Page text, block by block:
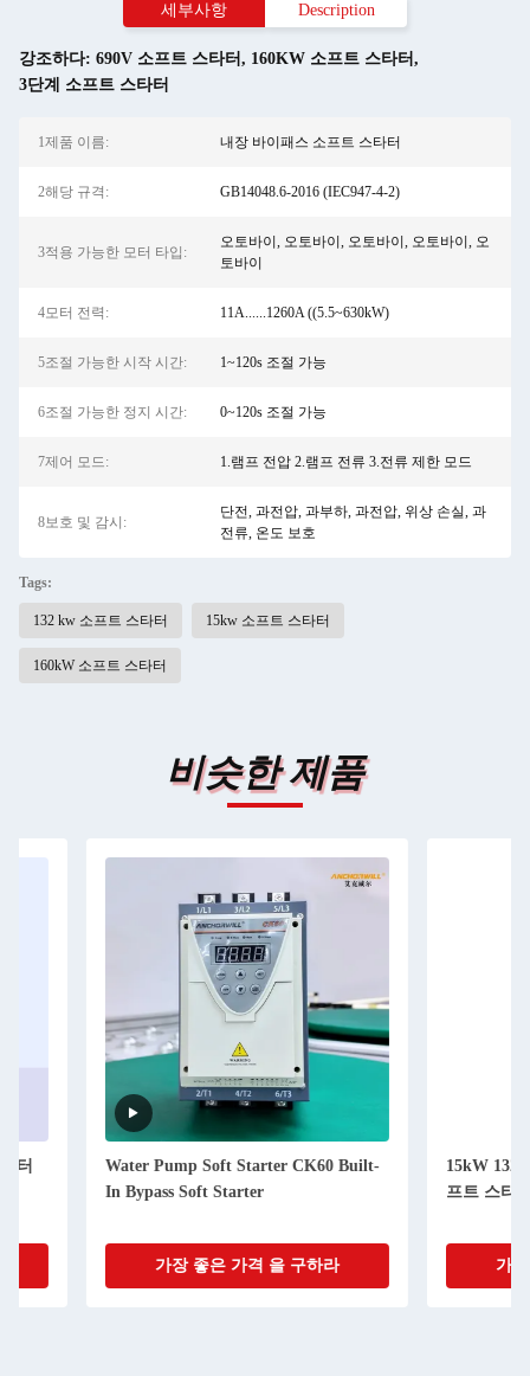
세부사항 Description
강조하다: 690V 소프트 스타터 , 160KW 소프트 스타터 ,
3단계 소프트 스타터
1제품 이름: 내장 바이패스 소프트 스타터
2해당 규격: GB14048.6-2016 (IEC947-4-2)
3적용 가능한 모터 타입:
오토바이, 오토바이, 오토바이, 오토바이, 오
토바이
4모터 전력: 11A......1260A ((5.5~630kW)
5조절 가능한 시작 시간: 1~120s 조절 가능
6조절 가능한 정지 시간: 0~120s 조절 가능
7제어 모드: 1.램프 전압 2.램프 전류 3.전류 제한 모드
8보호 및 감시:
단전, 과전압, 과부하, 과전압, 위상 손실, 과
전류, 온도 보호
Tags:
132 kw 소프트 스타터 15kw 소프트 스타터
160kW 소프트 스타터
비슷한 제품
Water Pump Soft Starter CK60 Built-
In Bypass Soft Starter
가장 좋은 가격 을 구하라
15kW 132kW
프트 스타터 DSP
가장 좋은 가